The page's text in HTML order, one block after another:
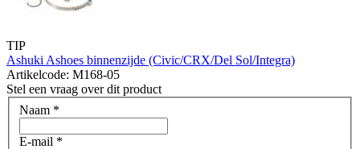
TIP
Ashuki Ashoes binnenzijde (Civic/CRX/Del Sol/Integra)
Artikelcode: M168-05
Stel een vraag over dit product
Naam *
E-mail *